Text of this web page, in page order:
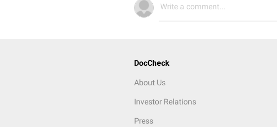
Write a comment...
DocCheck
About Us
Investor Relations
Press